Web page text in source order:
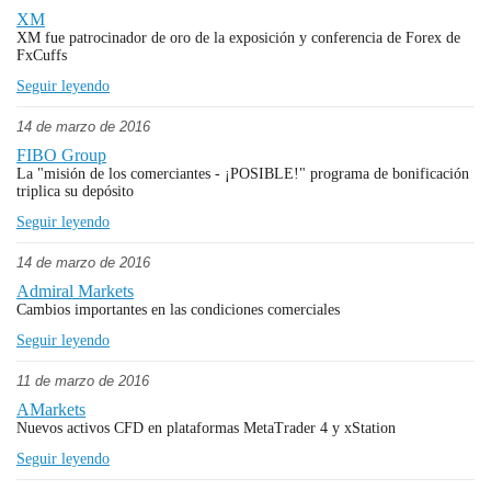
XM
XM fue patrocinador de oro de la exposición y conferencia de Forex de
FxCuffs
Seguir leyendo
14 de marzo de 2016
FIBO Group
La "misión de los comerciantes - ¡POSIBLE!" programa de bonificación
triplica su depósito
Seguir leyendo
14 de marzo de 2016
Admiral Markets
Cambios importantes en las condiciones comerciales
Seguir leyendo
11 de marzo de 2016
AMarkets
Nuevos activos CFD en plataformas MetaTrader 4 y xStation
Seguir leyendo